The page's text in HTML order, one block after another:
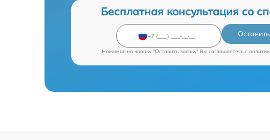
Бесплатная консультация со
Нажимая на кнопку "Оставить заявку" Вы соглашаетесь c